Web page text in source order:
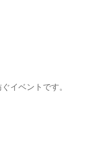
イベントです。